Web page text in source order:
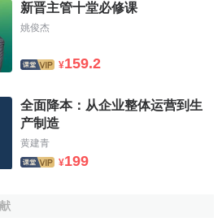
行交流時，也往往存在著各種溝通
展開交流，結果被一些只需要簡單
的問題捆住了手腳，影響了整體的
任
題時，很多人都傾向於將責任推
己。所以很多企業、職能部門在開
管應該
新晋主管十堂必修课
姚俊杰
¥159.2
全面降本：从企业整体运营到生
产制造
黄建青
¥199